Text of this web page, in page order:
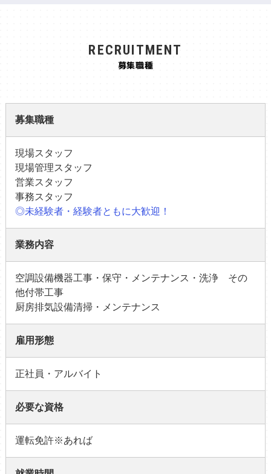
RECRUITMENT
募集職種
募集職種
現場スタッフ
現場管理スタッフ
営業スタッフ
事務スタッフ
◎未経験者・経験者ともに大歓迎！
業務内容
空調設備機器工事・保守・メンテナンス・洗浄 その
他付帯工事
厨房排気設備清掃・メンテナンス
雇用形態
正社員・アルバイト
必要な資格
運転免許※あれば